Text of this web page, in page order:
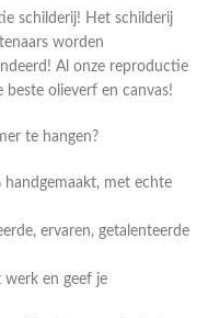
schilderij! Het schilderij
worden
Al onze reproductie
beste olieverf en canvas!
te hangen?
met echte
ervaren, getalenteerde
werk en geef je